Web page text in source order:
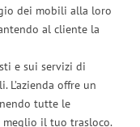
dei mobili alla loro
al cliente la
e sui servizi di
L’azienda offre un
tutte le
meglio il tuo trasloco.